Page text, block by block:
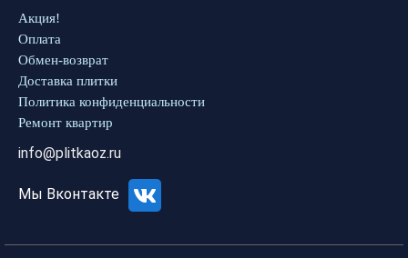
Акция!
Оплата
Обмен-возврат
Доставка плитки
Политика конфиденциальности
Ремонт квартир
info@plitkaoz.ru
Мы Вконтакте